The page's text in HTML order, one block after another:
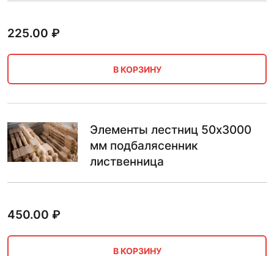
225.00 ₽
В КОРЗИНУ
Элементы лестниц 50х3000
мм подбалясенник
лиственница
450.00 ₽
В КОРЗИНУ